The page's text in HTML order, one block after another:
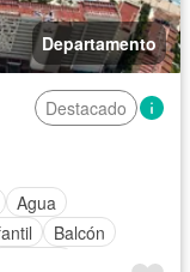
Departamento
Destacado
Agua
Balcón